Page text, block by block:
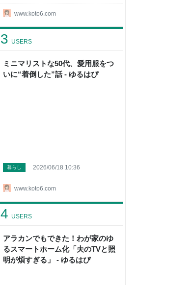
www.koto6.com
ミニマリストな50代、愛用服をつ
いに“着倒した”話 - ゆるはぴ
3 USERS
www.koto6.com
暮らし 2026/06/18 10:36
アラカンでもできた！わが家のゆ
るスマートホーム化「夫のTVと照
明が煩すぎる」 - ゆるはぴ
4 USERS